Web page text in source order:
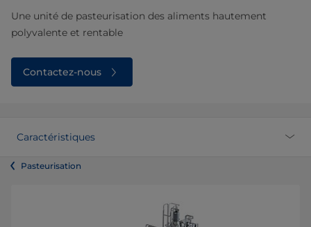
Une unité de pasteurisation des aliments hautement
polyvalente et rentable
Contactez-nous
Caractéristiques
Pasteurisation